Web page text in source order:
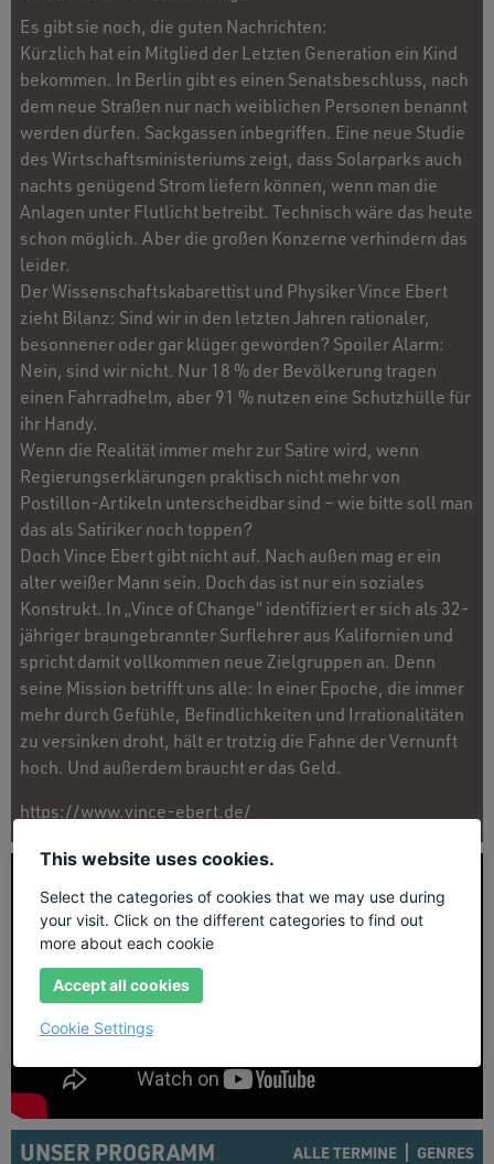
Es gibt sie noch, die guten Nachrichten:
Kürzlich hat ein Mitglied der Letzten Generation ein Kind
bekommen. In Berlin gibt es einen Senatsbeschluss, nach
dem neue Straßen nur nach weiblichen Personen benannt
werden dürfen. Sackgassen inbegriffen. Eine neue Studie
des Wirtschaftsministeriums zeigt, dass Solarparks auch
nachts genügend Strom liefern können, wenn man die
Anlagen unter Flutlicht betreibt. Technisch wäre das heute
schon möglich. Aber die großen Konzerne verhindern das
leider.
Der Wissenschaftskabarettist und Physiker Vince Ebert
zieht Bilanz: Sind wir in den letzten Jahren rationaler,
besonnener oder gar klüger geworden? Spoiler Alarm:
Nein, sind wir nicht. Nur 18 % der Bevölkerung tragen
einen Fahrradhelm, aber 91 % nutzen eine Schutzhülle für
ihr Handy.
Wenn die Realität immer mehr zur Satire wird, wenn
Regierungserklärungen praktisch nicht mehr von
Postillon-Artikeln unterscheidbar sind – wie bitte soll man
das als Satiriker noch toppen?
Doch Vince Ebert gibt nicht auf. Nach außen mag er ein
alter weißer Mann sein. Doch das ist nur ein soziales
Konstrukt. In „Vince of Change“ identifiziert er sich als 32-
jähriger braungebrannter Surflehrer aus Kalifornien und
spricht damit vollkommen neue Zielgruppen an. Denn
seine Mission betrifft uns alle: In einer Epoche, die immer
mehr durch Gefühle, Befindlichkeiten und Irrationalitäten
zu versinken droht, hält er trotzig die Fahne der Vernunft
hoch. Und außerdem braucht er das Geld.
https://www.vince-ebert.de/
UNSER PROGRAMM ALLE TERMINE GENRES
This website uses cookies.
Select the categories of cookies that we may use during
your visit. Click on the different categories to find out
more about each cookie
Accept all cookies
Cookie Settings